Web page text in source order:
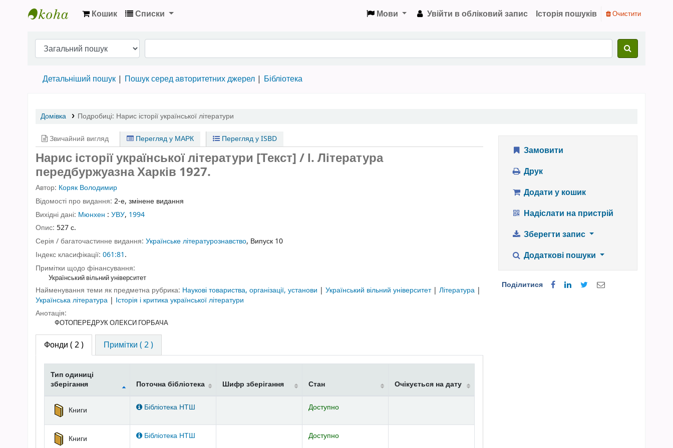
Кошик Списки Мови Увійти в обліковий запис Історія пошуків Очистити
Детальніший пошук Пошук серед авторитетних джерел Бібліотека
Домівка Подробиці: Нарис історії української літератури
Звичайний вигляд Перегляд у МАРК Перегляд у ISBD
Нарис історії української літератури [Текст] / І. Література
передбуржуазна Харків 1927.
Автор: Коряк Володимир
Відомості про видання: 2-е, змінене видання
Вихідні дані: Мюнхен : УВУ, 1994
Опис: 527 с.
Серія / багаточастинне видання: Українське літературознавство, Випуск 10
Індекс класифікації: 061:81.
Примітки щодо фінансування:
Український вільний університет
Найменування теми як предметна рубрика: Наукові товариства, організації, установи | Український вільний університет | Література |
Українська література | Історія і критика української літератури
Анотація:
ФОТОПЕРЕДРУК ОЛЕКСИ ГОРБАЧА
Фонди ( 2 ) Примітки ( 2 )
Фонди
Тип одиниці
зберігання
Поточна бібліотека Шифр зберігання Стан Очікується на дату
Книги Бібліотека НТШ Доступно
Книги Бібліотека НТШ Доступно
Замовити
Друк
Додати у кошик
Надіслати на пристрій
Зберегти запис
Додаткові пошуки
Поділитися